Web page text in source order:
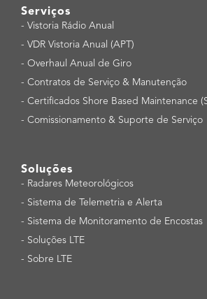
Serviços
- Vistoria Rádio Anual
- VDR Vistoria Anual (APT)
- Overhaul Anual de Giro
- Contratos de Serviço & Manutenção
- Certificados Shore Based Maintenance
- Comissionamento & Suporte de Serviço
Soluções
- Radares Meteorológicos
- Sistema de Telemetria e Alerta
- Sistema de Monitoramento de Encostas
- Soluções LTE
- Sobre LTE